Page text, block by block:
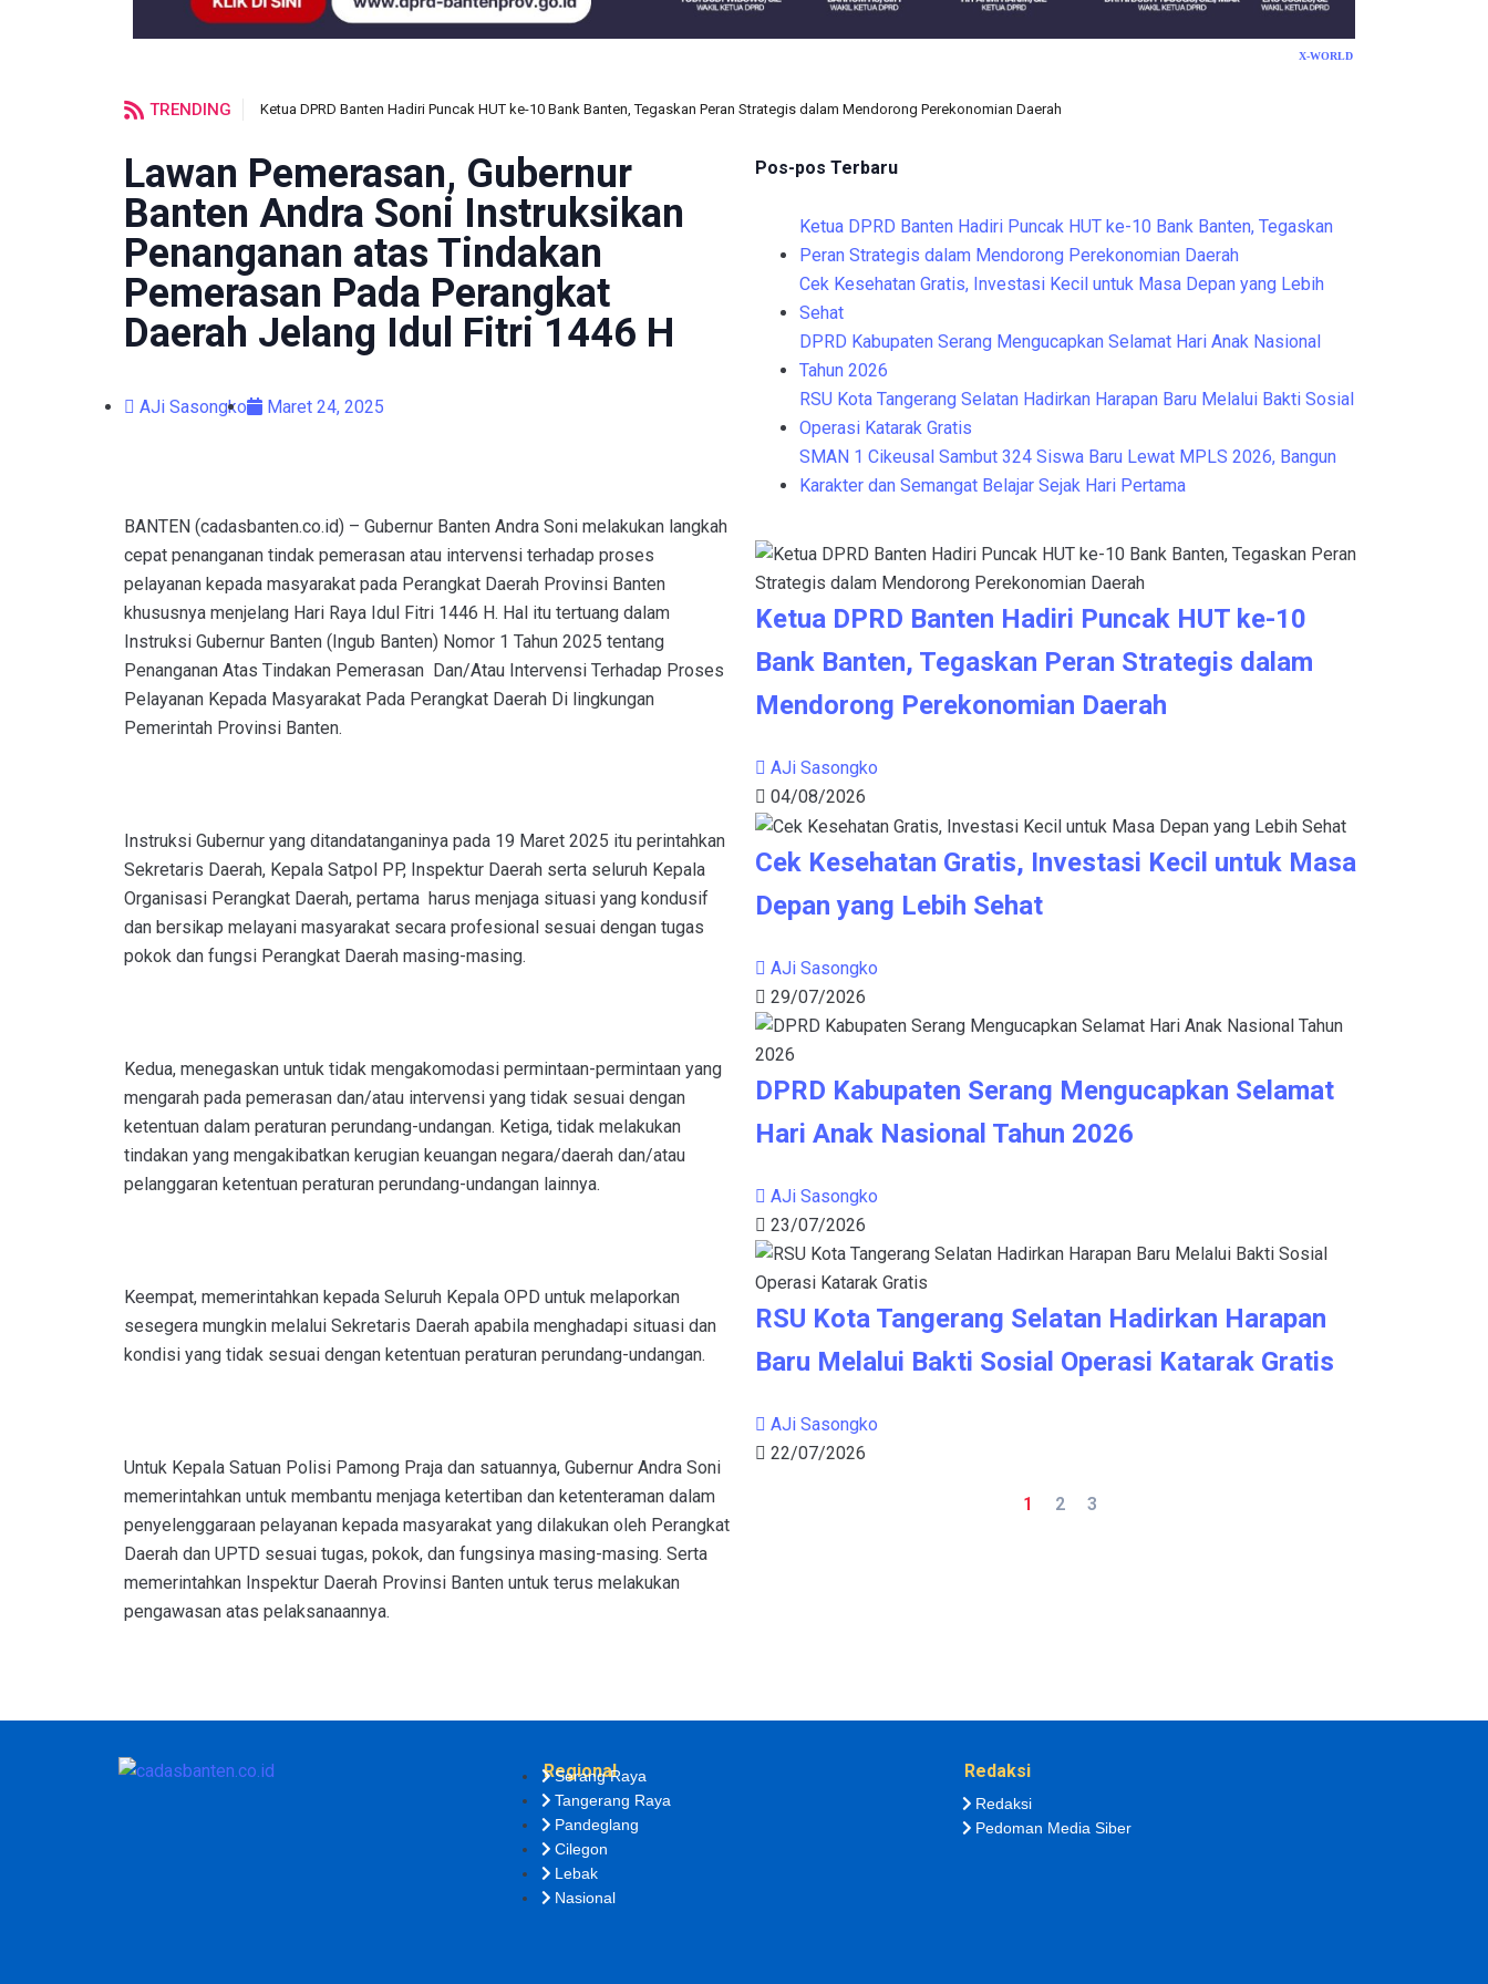
X-WORLD
TRENDING Ketua DPRD Banten Hadiri Puncak HUT ke-10 Bank Banten, Tegaskan Peran Strategis dalam Mendorong Perekonomian Daerah
Lawan Pemerasan, Gubernur
Banten Andra Soni Instruksikan
Penanganan atas Tindakan
Pemerasan Pada Perangkat
Daerah Jelang Idul Fitri 1446 H
AJi Sasongko Maret 24, 2025
BANTEN (cadasbanten.co.id) – Gubernur Banten Andra Soni melakukan langkah
cepat penanganan tindak pemerasan atau intervensi terhadap proses
pelayanan kepada masyarakat pada Perangkat Daerah Provinsi Banten
khususnya menjelang Hari Raya Idul Fitri 1446 H. Hal itu tertuang dalam
Instruksi Gubernur Banten (Ingub Banten) Nomor 1 Tahun 2025 tentang
Penanganan Atas Tindakan Pemerasan Dan/Atau Intervensi Terhadap Proses
Pelayanan Kepada Masyarakat Pada Perangkat Daerah Di lingkungan
Pemerintah Provinsi Banten.
Instruksi Gubernur yang ditandatanganinya pada 19 Maret 2025 itu perintahkan
Sekretaris Daerah, Kepala Satpol PP, Inspektur Daerah serta seluruh Kepala
Organisasi Perangkat Daerah, pertama harus menjaga situasi yang kondusif
dan bersikap melayani masyarakat secara profesional sesuai dengan tugas
pokok dan fungsi Perangkat Daerah masing-masing.
Kedua, menegaskan untuk tidak mengakomodasi permintaan-permintaan yang
mengarah pada pemerasan dan/atau intervensi yang tidak sesuai dengan
ketentuan dalam peraturan perundang-undangan. Ketiga, tidak melakukan
tindakan yang mengakibatkan kerugian keuangan negara/daerah dan/atau
pelanggaran ketentuan peraturan perundang-undangan lainnya.
Keempat, memerintahkan kepada Seluruh Kepala OPD untuk melaporkan
sesegera mungkin melalui Sekretaris Daerah apabila menghadapi situasi dan
kondisi yang tidak sesuai dengan ketentuan peraturan perundang-undangan.
Untuk Kepala Satuan Polisi Pamong Praja dan satuannya, Gubernur Andra Soni
memerintahkan untuk membantu menjaga ketertiban dan ketenteraman dalam
penyelenggaraan pelayanan kepada masyarakat yang dilakukan oleh Perangkat
Daerah dan UPTD sesuai tugas, pokok, dan fungsinya masing-masing. Serta
memerintahkan Inspektur Daerah Provinsi Banten untuk terus melakukan
pengawasan atas pelaksanaannya.
Pos-pos Terbaru
Ketua DPRD Banten Hadiri Puncak HUT ke-10 Bank Banten, Tegaskan
Peran Strategis dalam Mendorong Perekonomian Daerah
Cek Kesehatan Gratis, Investasi Kecil untuk Masa Depan yang Lebih
Sehat
DPRD Kabupaten Serang Mengucapkan Selamat Hari Anak Nasional
Tahun 2026
RSU Kota Tangerang Selatan Hadirkan Harapan Baru Melalui Bakti Sosial
Operasi Katarak Gratis
SMAN 1 Cikeusal Sambut 324 Siswa Baru Lewat MPLS 2026, Bangun
Karakter dan Semangat Belajar Sejak Hari Pertama
Ketua DPRD Banten Hadiri Puncak HUT ke-10
Bank Banten, Tegaskan Peran Strategis dalam
Mendorong Perekonomian Daerah
AJi Sasongko
04/08/2026
Cek Kesehatan Gratis, Investasi Kecil untuk Masa
Depan yang Lebih Sehat
AJi Sasongko
29/07/2026
DPRD Kabupaten Serang Mengucapkan Selamat
Hari Anak Nasional Tahun 2026
AJi Sasongko
23/07/2026
RSU Kota Tangerang Selatan Hadirkan Harapan
Baru Melalui Bakti Sosial Operasi Katarak Gratis
AJi Sasongko
22/07/2026
1 2 3
Regional
Serang Raya
Tangerang Raya
Pandeglang
Cilegon
Lebak
Nasional
Redaksi
Redaksi
Pedoman Media Siber